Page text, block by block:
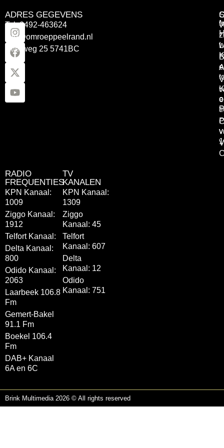
ADRES GEGEVENS
Tel: 0492-463624
info@omroeppeelrand.nl
Otterweg 25 5741BC
RADIO
FREQUENTIES
KPN Kanaal:
1009
Ziggo Kanaal:
1912
Telfort Kanaal:
Delta Kanaal:
800
Odido Kanaal:
2063
Laarbeek 106.8
Fm
Gemert-Bakel
91.1 Fm
Boekel 106.4
Fm
DAB+ Kanaal
6A en 6C
TV
KANALEN
KPN Kanaal:
1309
Ziggo
Kanaal: 45
Telfort
Kanaal: 607
Delta
Kanaal: 12
Odido
Kanaal: 751
Brink Multimedia 2026 © All rights reserved